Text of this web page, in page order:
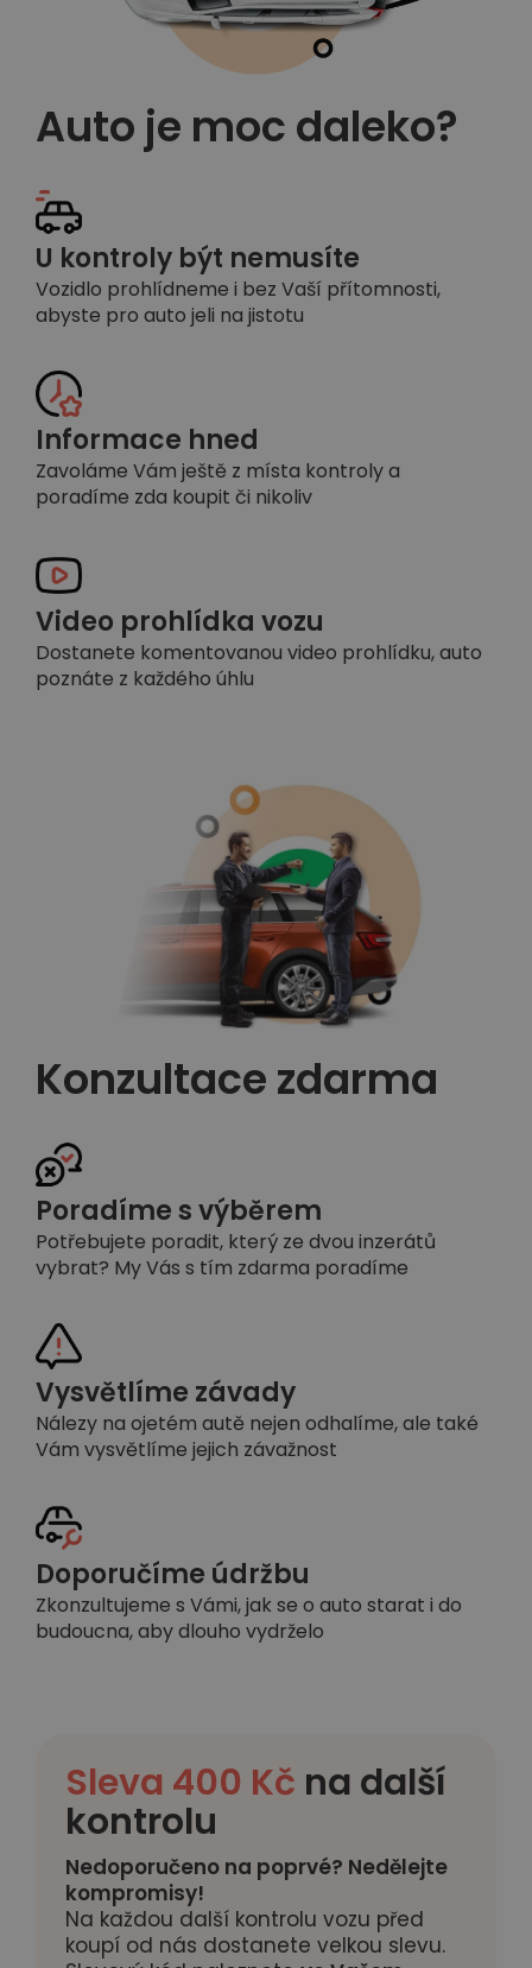
Auto je moc daleko?
U kontroly být nemusíte
Vozidlo prohlídneme i bez Vaší přítomnosti,
abyste pro auto jeli na jistotu
Informace hned
Zavoláme Vám ještě z místa kontroly a
poradíme zda koupit či nikoliv
Video prohlídka vozu
Dostanete komentovanou video prohlídku, auto
poznáte z každého úhlu
Konzultace zdarma
Poradíme s výběrem
Potřebujete poradit, který ze dvou inzerátů
vybrat? My Vás s tím zdarma poradíme
Vysvětlíme závady
Nálezy na ojetém autě nejen odhalíme, ale také
Vám vysvětlíme jejich závažnost
Doporučíme údržbu
Zkonzultujeme s Vámi, jak se o auto starat i do
budoucna, aby dlouho vydrželo
Sleva 400 Kč na další
kontrolu
Nedoporučeno na poprvé? Nedělejte
kompromisy!
Na každou další kontrolu vozu před
koupí od nás dostanete velkou slevu.